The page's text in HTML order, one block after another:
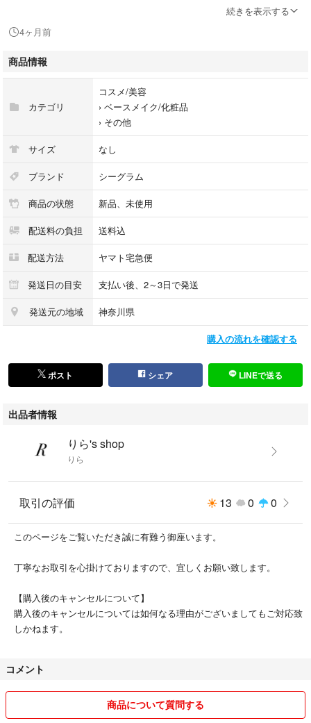
での販売になります。
目立った傷や汚れ等は見当たりませんが素人検品のため神経質な方、完璧
即購入大歓迎です。
【ご購入後のキャンセルについて】
ご購入後のキャンセルにいたしましては、如何なる理由がございましても
ご対応致しかねます。
最後までお読みいただきありがとうございます。
カラー：バニラフロスト
【商品状態】
・購入時期：
#6931611300279
#ベースメイク/化粧品
続きを表示する
4ヶ月前
商品情報
カテゴリ
コスメ/美容
› ベースメイク/化粧品
› その他
サイズ なし
ブランド シーグラム
商品の状態 新品、未使用
配送料の負担 送料込
配送方法 ヤマト宅急便
発送日の目安 支払い後、2～3日で発送
発送元の地域 神奈川県
購入の流れを確認する
ポスト シェア LINEで送る
出品者情報
りら's shop
りら
取引の評価 13 0 0
このページをご覧いただき誠に有難う御座います。
丁寧なお取引を心掛けておりますので、宜しくお願い致します。
【購入後のキャンセルについて】
購入後のキャンセルについては如何なる理由がございましてもご対応致
しかねます。
コメント
商品について質問する